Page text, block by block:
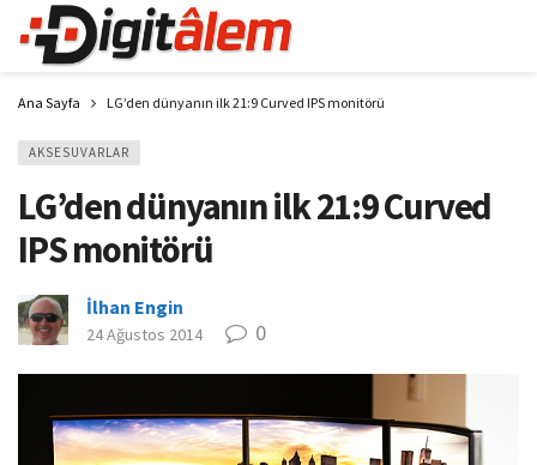
Ana Sayfa LG’den dünyanın ilk 21:9 Curved IPS monitörü
AKSESUVARLAR
LG’den dünyanın ilk 21:9 Curved
IPS monitörü
İlhan Engin
24 Ağustos 2014 0